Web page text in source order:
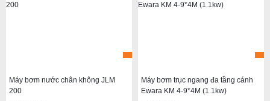
Máy bơm nước chân không JLM
200
Máy bơm trục ngang đa tầng cánh
Ewara KM 4-9*4M (1.1kw)